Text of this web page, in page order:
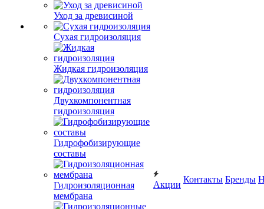
Уход за древисиной
Сухая гидроизоляция
Жидкая гидроизоляция
Двухкомпонентная
гидроизоляция
Гидрофобизирующие
составы
Гидроизоляционная
мембрана
Акции
Контакты Бренды